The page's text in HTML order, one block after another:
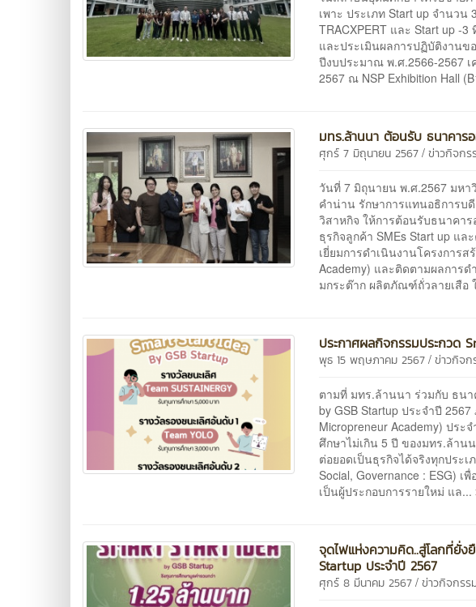
เพาะ ประเภท Start up จำนว
TRACXPERT และ Start up -
และประเมินผลการปฏิบัติงานข
ปีงบประมาณ พ.ศ.2566-2567
2567 ณ NSP Exhibition Hall
มทร.ล้านนา ต้อนรับ ธนาคา
ศุกร์ 7 มิถุนายน 2567 /ข่าวกิจกร
วันที่ 7 มิถุนายน พ.ศ.2567 มห
คำน่าน รักษาการแทนอธิการบ
วิสาหกิจ ให้การต้อนรับธนาค
ธุรกิจลูกค้า SMEs Start up แ
เยี่ยมการดำเนินงานโครงการส
Academy) และติดตามผลการ
มกระต๊าก ผลิตภัณฑ์ถั่วลายเสือ
ประกาศผลกิจกรรมประกวด
พุธ 15 พฤษภาคม 2567 /ข่าวกิจก
ตามที่ มทร.ล้านนา ร่วมกับ ธนา
by GSB Startup ประจำปี
Micropreneur Academy) ประ
ศึกษาไม่เกิน 5 ปี ของมทร.ล้า
ต่อยอดเป็นธุรกิจได้จริงทุกประ
Social, Governance : ESG)
เป็นผู้ประกอบการรายใหม่ แล...
จุดไฟแห่งความคิด..สู่โลกที่ยั่
Startup ประจำปี 2567
ศุกร์ 8 มีนาคม 2567 /ข่าวกิจกรร